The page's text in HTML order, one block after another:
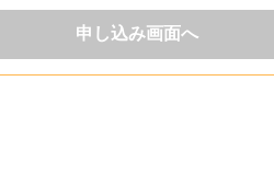
申し込み画面へ